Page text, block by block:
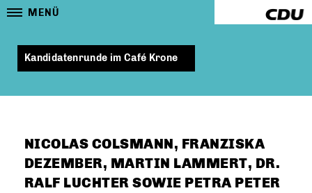
MENÜ
Kandidatenrunde im Café Krone
NICOLAS COLSMANN, FRANZISKA
DEZEMBER, MARTIN LAMMERT, DR.
RALF LUCHTER SOWIE PETRA PETER